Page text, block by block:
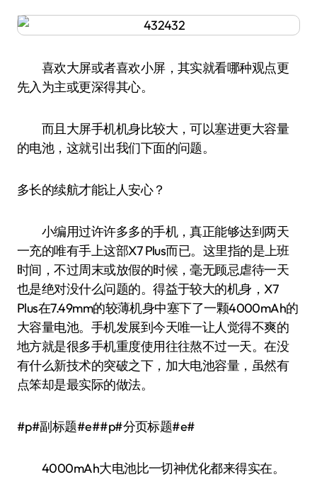
喜欢大屏或者喜欢小屏，其实就看哪种观点更
先入为主或更深得其心。
而且大屏手机机身比较大，可以塞进更大容量
的电池，这就引出我们下面的问题。
多长的续航才能让人安心？
小编用过许许多多的手机，真正能够达到两天
一充的唯有手上这部X7 Plus而已。这里指的是上班
时间，不过周末或放假的时候，毫无顾忌虐待一天
也是绝对没什么问题的。得益于较大的机身，X7
Plus在7.49mm的较薄机身中塞下了一颗4000mAh的
大容量电池。手机发展到今天唯一让人觉得不爽的
地方就是很多手机重度使用往往熬不过一天。在没
有什么新技术的突破之下，加大电池容量，虽然有
点笨却是最实际的做法。
#p#副标题#e##p#分页标题#e#
4000mAh大电池比一切神优化都来得实在。